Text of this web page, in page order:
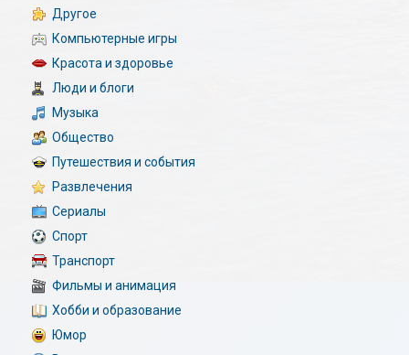
Другое
Компьютерные игры
Красота и здоровье
Люди и блоги
Музыка
Общество
Путешествия и события
Развлечения
Сериалы
Спорт
Транспорт
Фильмы и анимация
Хобби и образование
Юмор